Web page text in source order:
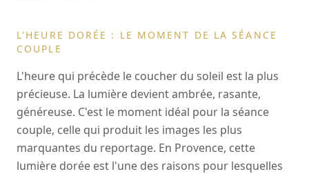
L'HEURE DORÉE : LE MOMENT DE LA SÉANCE
COUPLE
L'heure qui précède le coucher du soleil est la plus
précieuse. La lumière devient ambrée, rasante,
généreuse. C'est le moment idéal pour la séance
couple, celle qui produit les images les plus
marquantes du reportage. En Provence, cette
lumière dorée est l'une des raisons pour lesquelles